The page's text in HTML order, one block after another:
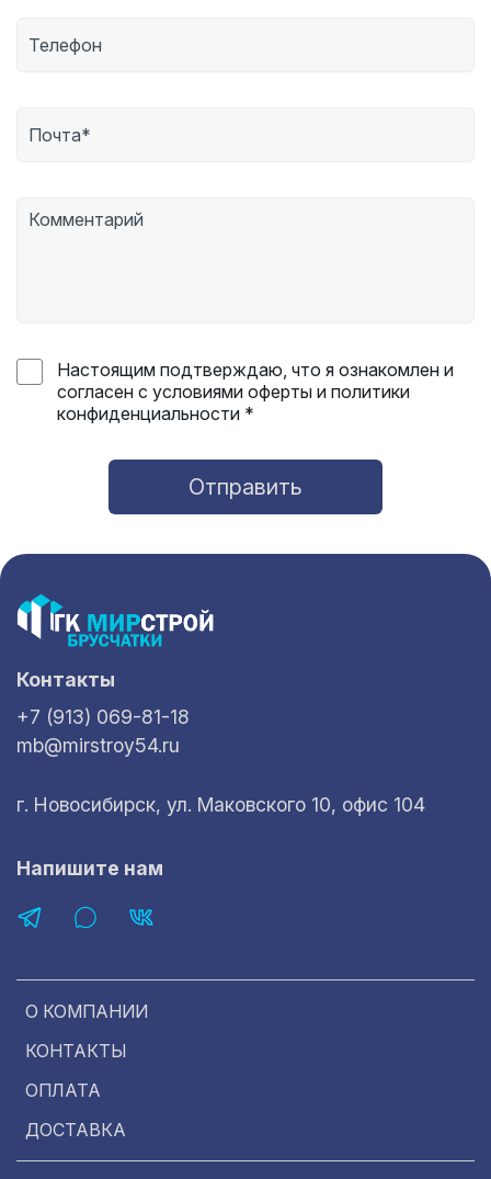
Настоящим подтверждаю, что я ознакомлен и
согласен с условиями оферты и политики
конфиденциальности *
Отправить
О КОМПАНИИ
КОНТАКТЫ
ОПЛАТА
ДОСТАВКА
Контакты
+7 (913) 069-81-18
mb@mirstroy54.ru
г. Новосибирск, ул. Маковского 10, офис 104
Напишите нам